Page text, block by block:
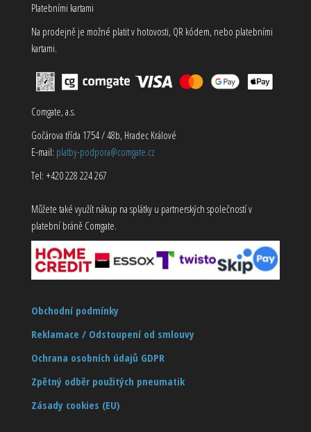
Platebními kartami
Na prodejně je možné platit v hotovosti, QR kódem, nebo platebními
kartami.
Comgate, a.s.
Gočárova třída 1754 / 48b, Hradec Králové
E-mail: platby-podpora@comgate.cz
Tel: +420 228 224 267
Můžete také využít nákup na splátky u partnerských společností v
platební bráně Comgate.
Obchodní podmínky
Reklamace / Odstoupení od smlouvy
Ochrana osobních údajů GDPR
Zpětný odběr použitých pneumatik
Zásady cookies (EU)